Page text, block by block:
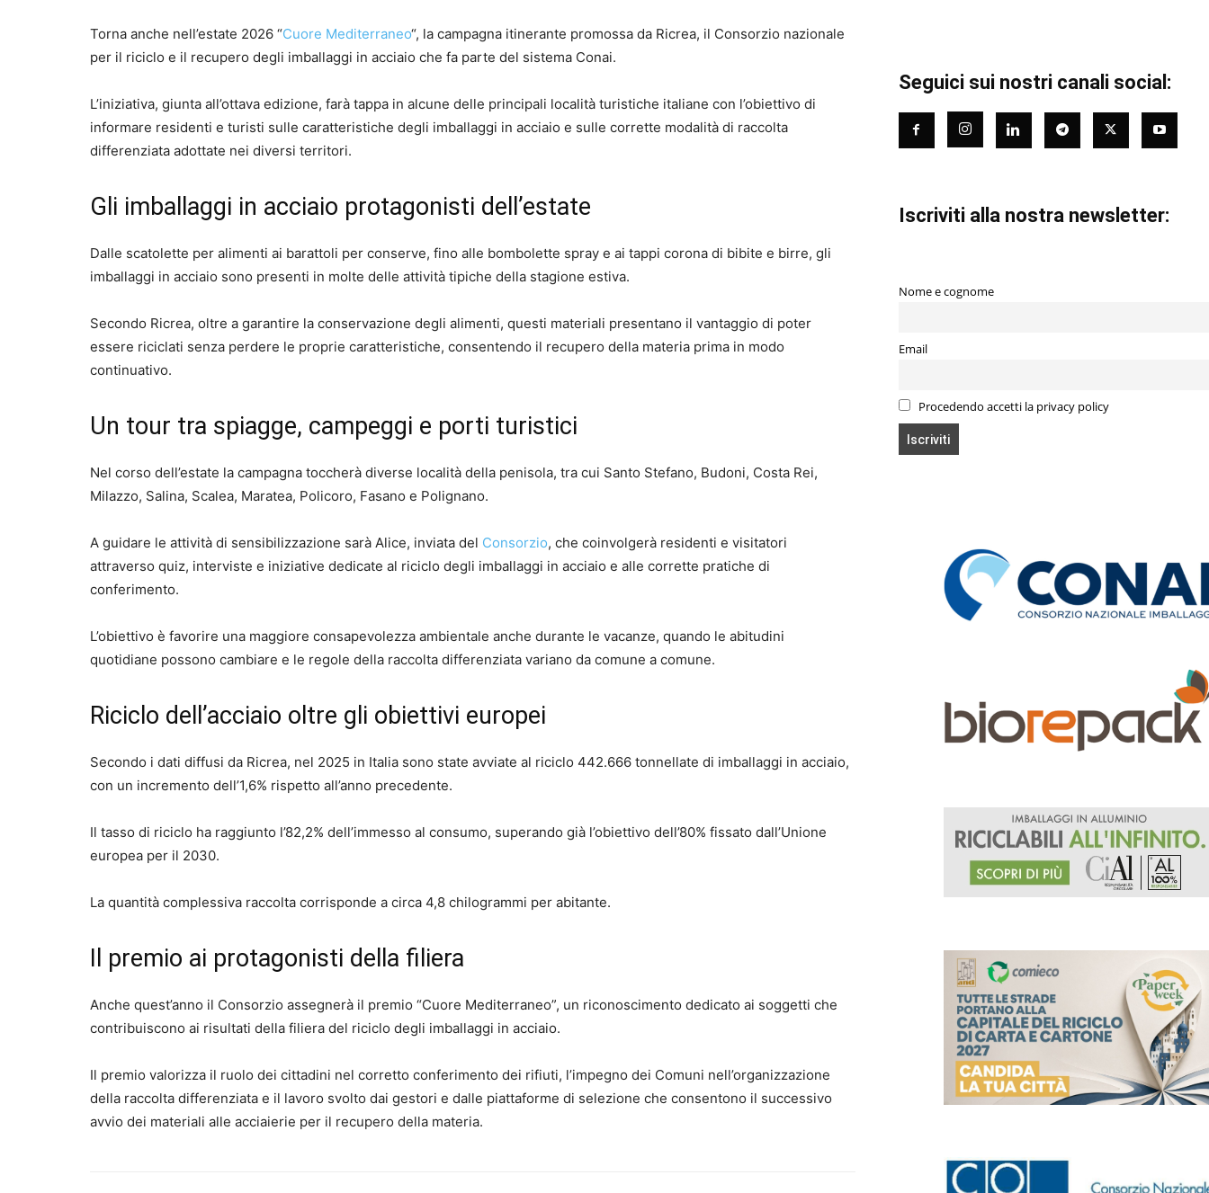
Torna anche nell’estate 2026 “Cuore Mediterraneo“, la campagna itinerante promossa da Ricrea, il Consorzio nazionale
per il riciclo e il recupero degli imballaggi in acciaio che fa parte del sistema Conai.
L’iniziativa, giunta all’ottava edizione, farà tappa in alcune delle principali località turistiche italiane con l’obiettivo di
informare residenti e turisti sulle caratteristiche degli imballaggi in acciaio e sulle corrette modalità di raccolta
differenziata adottate nei diversi territori.
Gli imballaggi in acciaio protagonisti dell’estate
Dalle scatolette per alimenti ai barattoli per conserve, fino alle bombolette spray e ai tappi corona di bibite e birre, gli
imballaggi in acciaio sono presenti in molte delle attività tipiche della stagione estiva.
Secondo Ricrea, oltre a garantire la conservazione degli alimenti, questi materiali presentano il vantaggio di poter
essere riciclati senza perdere le proprie caratteristiche, consentendo il recupero della materia prima in modo
continuativo.
Un tour tra spiagge, campeggi e porti turistici
Nel corso dell’estate la campagna toccherà diverse località della penisola, tra cui Santo Stefano, Budoni, Costa Rei,
Milazzo, Salina, Scalea, Maratea, Policoro, Fasano e Polignano.
A guidare le attività di sensibilizzazione sarà Alice, inviata del Consorzio, che coinvolgerà residenti e visitatori
attraverso quiz, interviste e iniziative dedicate al riciclo degli imballaggi in acciaio e alle corrette pratiche di
conferimento.
L’obiettivo è favorire una maggiore consapevolezza ambientale anche durante le vacanze, quando le abitudini
quotidiane possono cambiare e le regole della raccolta differenziata variano da comune a comune.
Riciclo dell’acciaio oltre gli obiettivi europei
Secondo i dati diffusi da Ricrea, nel 2025 in Italia sono state avviate al riciclo 442.666 tonnellate di imballaggi in acciaio,
con un incremento dell’1,6% rispetto all’anno precedente.
Il tasso di riciclo ha raggiunto l’82,2% dell’immesso al consumo, superando già l’obiettivo dell’80% fissato dall’Unione
europea per il 2030.
La quantità complessiva raccolta corrisponde a circa 4,8 chilogrammi per abitante.
Il premio ai protagonisti della filiera
Anche quest’anno il Consorzio assegnerà il premio “Cuore Mediterraneo”, un riconoscimento dedicato ai soggetti che
contribuiscono ai risultati della filiera del riciclo degli imballaggi in acciaio.
Il premio valorizza il ruolo dei cittadini nel corretto conferimento dei rifiuti, l’impegno dei Comuni nell’organizzazione
della raccolta differenziata e il lavoro svolto dai gestori e dalle piattaforme di selezione che consentono il successivo
avvio dei materiali alle acciaierie per il recupero della materia.
Seguici sui nostri canali social:
Iscriviti alla nostra newsletter:
Nome e cognome
Email
Procedendo accetti la privacy policy